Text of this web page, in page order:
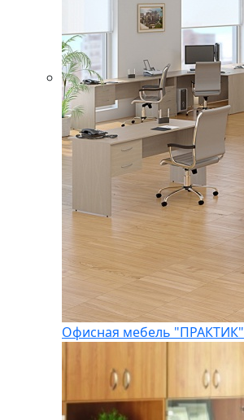
Офисная мебель "ПРАКТИК"